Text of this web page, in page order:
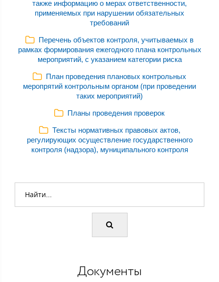
также информацию о мерах ответственности,
применяемых при нарушении обязательных
требований
Перечень объектов контроля, учитываемых в
рамках формирования ежегодного плана контрольных
мероприятий, с указанием категории риска
План проведения плановых контрольных
меропрятий контрольным органом (при проведении
таких мероприятий)
Планы проведения проверок
Тексты нормативных правовых актов,
регулирующих осуществление государственного
контроля (надзора), муниципального контроля
Документы